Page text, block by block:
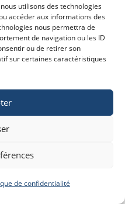
utilisons des technologies
accéder aux informations des
nous permettra de
de navigation ou les ID
ou de retirer son
sur certaines caractéristiques
de confidentialité
sont recueillis
êtes libre, en tout
fournir un
revanche, en cas de
fournissiez un tel
des Renseignements